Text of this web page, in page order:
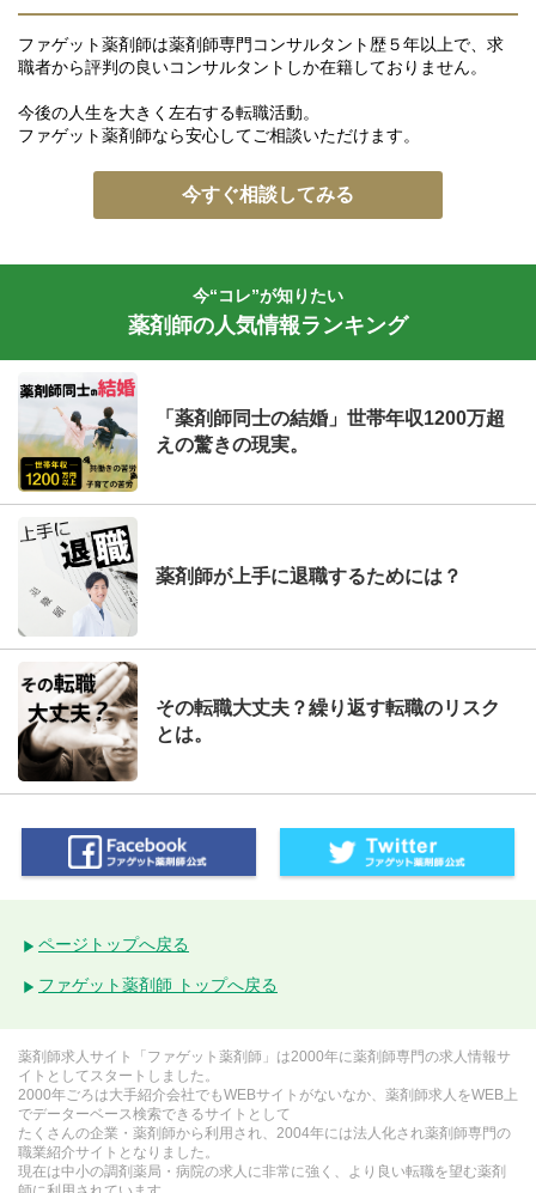
ファゲット薬剤師は薬剤師専門コンサルタント歴５年以上で、求
職者から評判の良いコンサルタントしか在籍しておりません。
今後の人生を大きく左右する転職活動。
ファゲット薬剤師なら安心してご相談いただけます。
今すぐ相談してみる
今“コレ”が知りたい
薬剤師の人気情報ランキング
「薬剤師同士の結婚」世帯年収1200万超
えの驚きの現実。
薬剤師が上手に退職するためには？
その転職大丈夫？繰り返す転職のリスク
とは。
ページトップへ戻る
ファゲット薬剤師 トップへ戻る
薬剤師求人サイト「ファゲット薬剤師」は2000年に薬剤師専門の求人情報サ
イトとしてスタートしました。
2000年ごろは大手紹介会社でもWEBサイトがないなか、薬剤師求人をWEB上
でデーターベース検索できるサイトとして
たくさんの企業・薬剤師から利用され、2004年には法人化され薬剤師専門の
職業紹介サイトとなりました。
現在は中小の調剤薬局・病院の求人に非常に強く、より良い転職を望む薬剤